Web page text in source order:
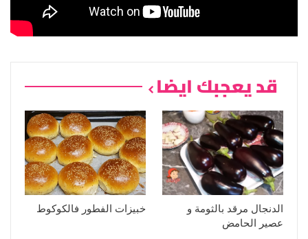
قد يعجبك ايضا
الدنجال مرقد بالثومة و
عصير الحامض
خبيزات الفطور فالكوكوط